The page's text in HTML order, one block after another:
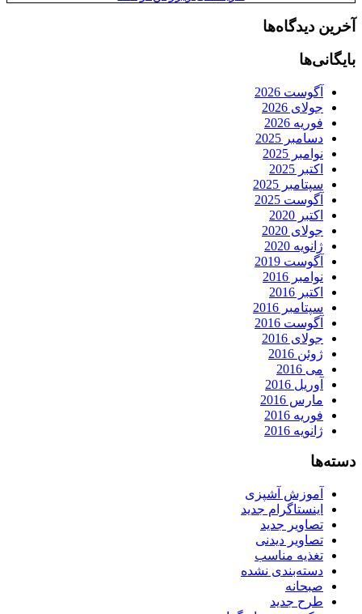
آخرین دیدگاه‌ها
بایگانی‌ها
آگوست 2026
جولای 2026
فوریه 2026
دسامبر 2025
نوامبر 2025
اکتبر 2025
سپتامبر 2025
آگوست 2025
اکتبر 2020
جولای 2020
ژانویه 2020
آگوست 2019
نوامبر 2016
اکتبر 2016
سپتامبر 2016
آگوست 2016
جولای 2016
ژوئن 2016
می 2016
آوریل 2016
مارس 2016
فوریه 2016
ژانویه 2016
دسته‌ها
آموزش آشپزی
اینستاگرام جدید
تصاویر جدید
تصاویر دیدنی
تغذیه مناسب
دسته‌بندی نشده
صبحانه
طرح جدید